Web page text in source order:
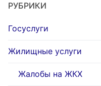
РУБРИКИ
Госуслуги
Жилищные услуги
Жалобы на ЖКХ